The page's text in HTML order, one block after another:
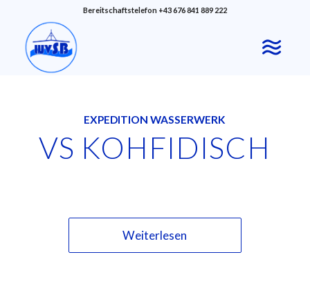
Bereitschaftstelefon +43 676 841 889 222
EXPEDITION WASSERWERK
VS KOHFIDISCH
Weiterlesen